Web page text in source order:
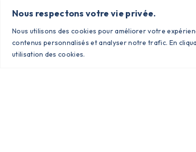
Nous respectons votre vie privée.
Nous utilisons des cookies pour améliorer votre
contenus personnalisés et analyser notre trafic. En
utilisation des cookies.
Nous Contacter